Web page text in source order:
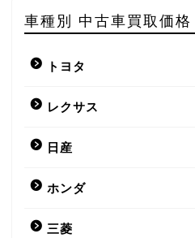
車種別 中古車買取価格
トヨタ
レクサス
日産
ホンダ
三菱